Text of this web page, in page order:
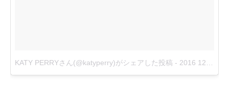
KATY PERRYさん(@katyperry)がシェアした投稿 - 2016 12月 21 3:05午後 PST